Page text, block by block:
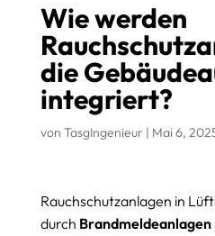
Wie werden
die
integriert?
von TasgIngenieur | Mai 6,
Rauchschutzanlagen in
durch Brandmeldeanlagen